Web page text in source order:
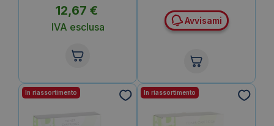
12,67 €
IVA esclusa
Avvisami
In riassortimento In riassortimento